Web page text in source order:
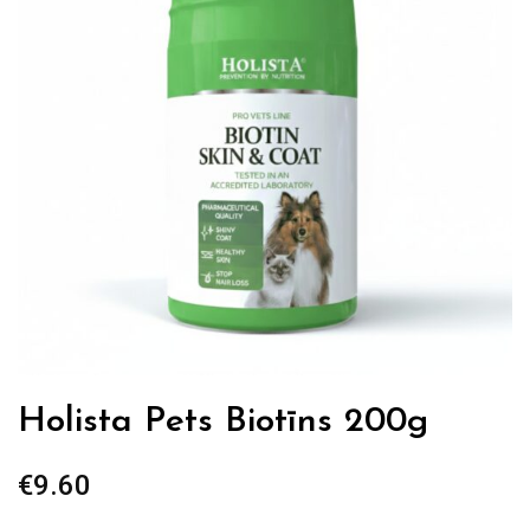
Holista Pets Biotīns 200g
€9.60